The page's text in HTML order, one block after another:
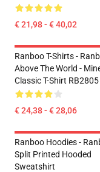
€ 21,98 - € 40,02
Ranboo T-Shirts -
Above The World -
Classic T-Shirt RB2805
€ 24,38 - € 28,06
Ranboo Hoodies -
Split Printed Hooded
Sweatshirt